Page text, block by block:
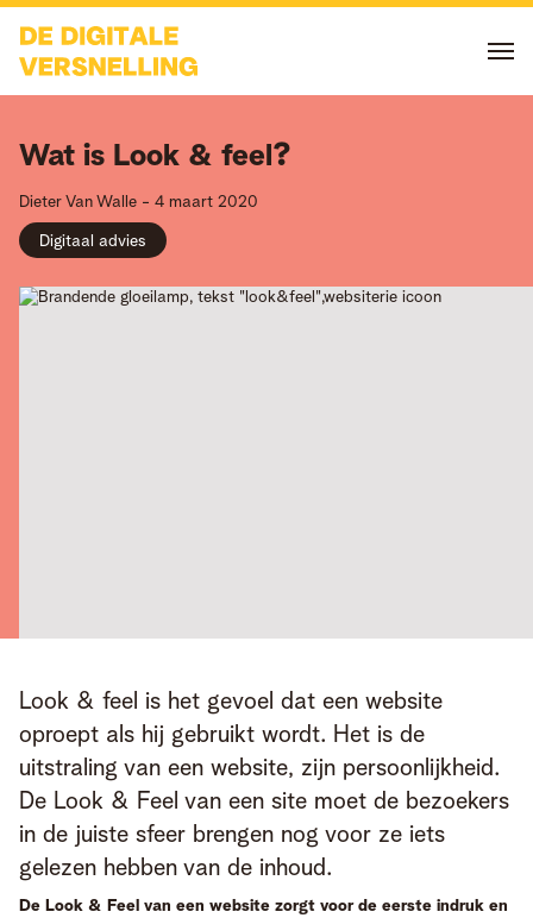
Wat is Look & feel?
Dieter Van Walle - 4 maart 2020
Digitaal advies
Look & feel is het gevoel dat een website
oproept als hij gebruikt wordt. Het is de
uitstraling van een website, zijn persoonlijkheid.
De Look & Feel van een site moet de bezoekers
in de juiste sfeer brengen nog voor ze iets
gelezen hebben van de inhoud.
De Look & Feel van een website zorgt voor de eerste indruk en